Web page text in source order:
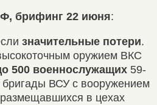
брифинг 22 июня:
значительные потери.
оружием ВКС
500 военнослужащих 59-
бригады ВСУ с вооружением
в цехах